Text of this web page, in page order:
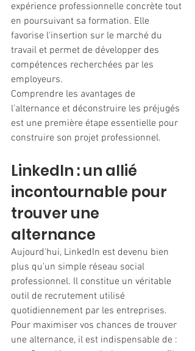
expérience professionnelle concrète tout
en poursuivant sa formation. Elle
favorise l'insertion sur le marché du
travail et permet de développer des
compétences recherchées par les
employeurs.
Comprendre les avantages de
l'alternance et déconstruire les préjugés
est une première étape essentielle pour
construire son projet professionnel.
LinkedIn : un allié
incontournable pour
trouver une
alternance
Aujourd'hui, LinkedIn est devenu bien
plus qu'un simple réseau social
professionnel. Il constitue un véritable
outil de recrutement utilisé
quotidiennement par les entreprises.
Pour maximiser vos chances de trouver
une alternance, il est indispensable de :